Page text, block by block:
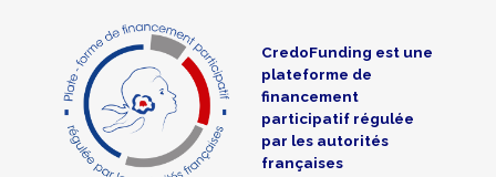
CredoFunding est une
plateforme de
financement
participatif régulée
par les autorités
françaises